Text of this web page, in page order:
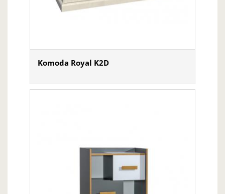
Komoda Royal K2D